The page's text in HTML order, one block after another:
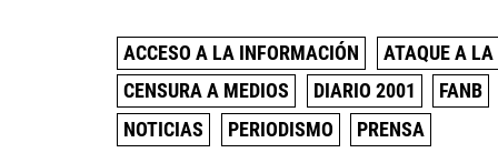
ACCESO A LA INFORMACIÓN
ATAQUE A LA
CENSURA A MEDIOS
DIARIO 2001
FANB
NOTICIAS
PERIODISMO PRENSA